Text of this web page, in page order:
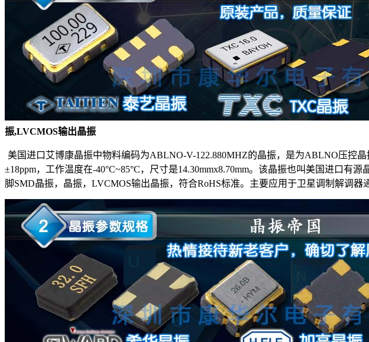
振,LVCMOS输出晶振
美国进口 艾博康晶振中物料编码为ABLNO-V-122.880MHZ的晶振，是为ABLNO压控晶
±18ppm，工作温度在-40°C~85°C，尺寸是14.30mmx8.70mm。该晶振也叫美国进口有源
脚SMD晶振，晶振，LVCMOS输出晶振，符合RoHS标准。主要应用于卫星调制解调器